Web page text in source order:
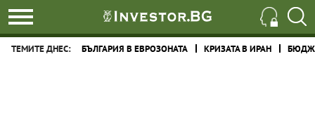
ТЕМИТЕ ДНЕС: БЪЛГАРИЯ В ЕВРОЗОНАТА КРИЗАТА В ИРАН